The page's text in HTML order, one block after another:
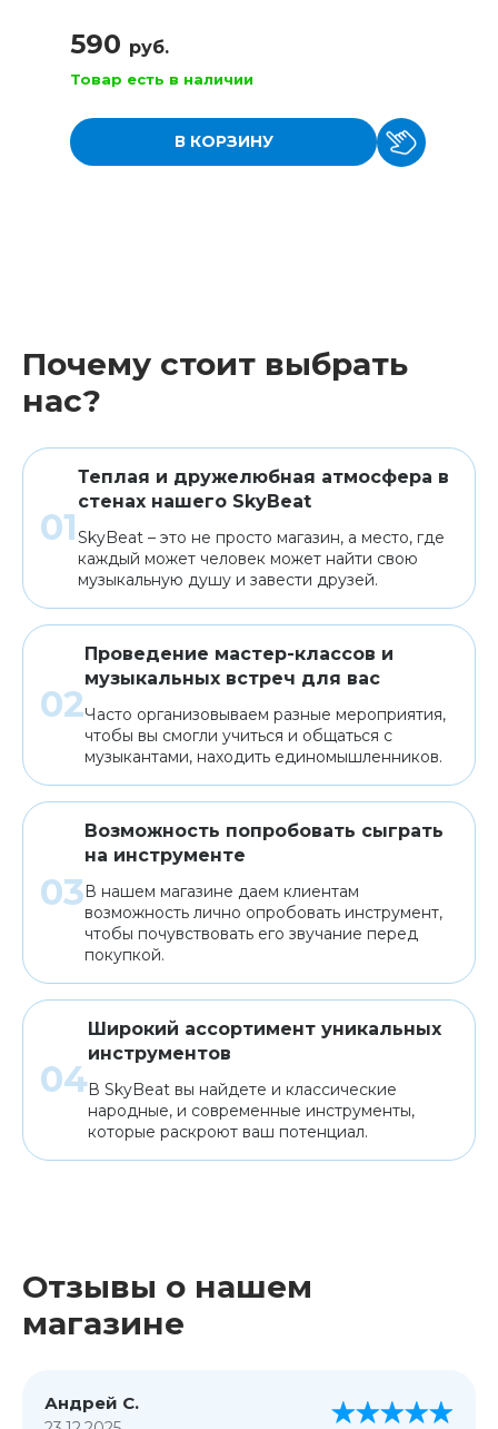
590 руб.
Товар есть в наличии
В КОРЗИНУ
Почему стоит выбрать
нас?
Теплая и дружелюбная атмосфера в
стенах нашего SkyBeat
SkyBeat – это не просто магазин, а место, где
каждый может человек может найти свою
музыкальную душу и завести друзей.
Проведение мастер-классов и
музыкальных встреч для вас
Часто организовываем разные мероприятия,
чтобы вы смогли учиться и общаться с
музыкантами, находить единомышленников.
Возможность попробовать сыграть
на инструменте
В нашем магазине даем клиентам
возможность лично опробовать инструмент,
чтобы почувствовать его звучание перед
покупкой.
Широкий ассортимент уникальных
инструментов
В SkyBeat вы найдете и классические
народные, и современные инструменты,
которые раскроют ваш потенциал.
Отзывы о нашем
магазине
Андрей С.